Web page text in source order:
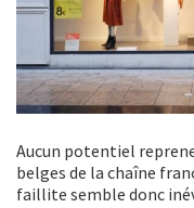
Aucun potentiel
belges de la chaîne
faillite semble donc